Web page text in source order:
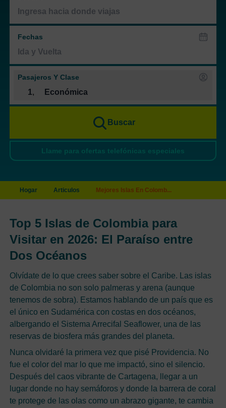
Fechas
Pasajeros Y Clase
1, Económica
Buscar
Llame para ofertas telefónicas especiales
Hogar Articulos Mejores Islas En Colomb...
Top 5 Islas de Colombia para
Visitar en 2026: El Paraíso entre
Dos Océanos
Olvídate de lo que crees saber sobre el Caribe. Las islas
de Colombia no son solo palmeras y arena (aunque
tenemos de sobra). Estamos hablando de un país que es
el único en Sudamérica con costas en dos océanos,
albergando el Sistema Arrecifal Seaflower, una de las
reservas de biosfera más grandes del planeta.
Nunca olvidaré la primera vez que pisé Providencia. No
fue el color del mar lo que me impactó, sino el silencio.
Después del caos vibrante de Cartagena, llegar a un
lugar donde no hay semáforos y donde la barrera de coral
te protege de las olas como un abrazo gigante, te cambia